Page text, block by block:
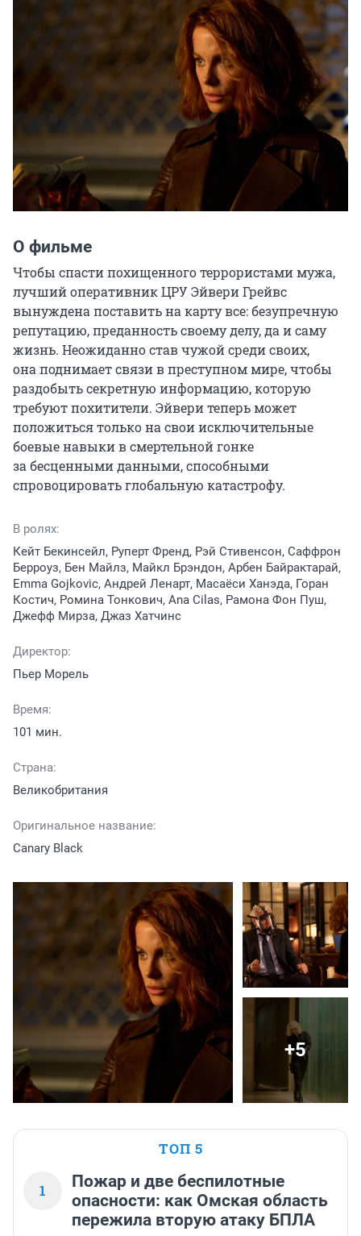
О фильме
Чтобы спасти похищенного террористами мужа,
лучший оперативник ЦРУ Эйвери Грейвс
вынуждена поставить на карту все: безупречную
репутацию, преданность своему делу, да и саму
жизнь. Неожиданно став чужой среди своих,
она поднимает связи в преступном мире, чтобы
раздобыть секретную информацию, которую
требуют похитители. Эйвери теперь может
положиться только на свои исключительные
боевые навыки в смертельной гонке
за бесценными данными, способными
спровоцировать глобальную катастрофу.
В ролях:
Кейт Бекинсейл, Руперт Френд, Рэй Стивенсон, Саффрон
Берроуз, Бен Майлз, Майкл Брэндон, Арбен Байрактарай,
Emma Gojkovic, Андрей Ленарт, Масаёси Ханэда, Горан
Костич, Ромина Тонкович, Ana Cilas, Рамона Фон Пуш,
Джефф Мирза, Джаз Хатчинс
Директор:
Пьер Морель
Время:
101 мин.
Страна:
Великобритания
Оригинальное название:
Canary Black
+5
ТОП 5
1
Пожар и две беспилотные
опасности: как Омская область
пережила вторую атаку БПЛА